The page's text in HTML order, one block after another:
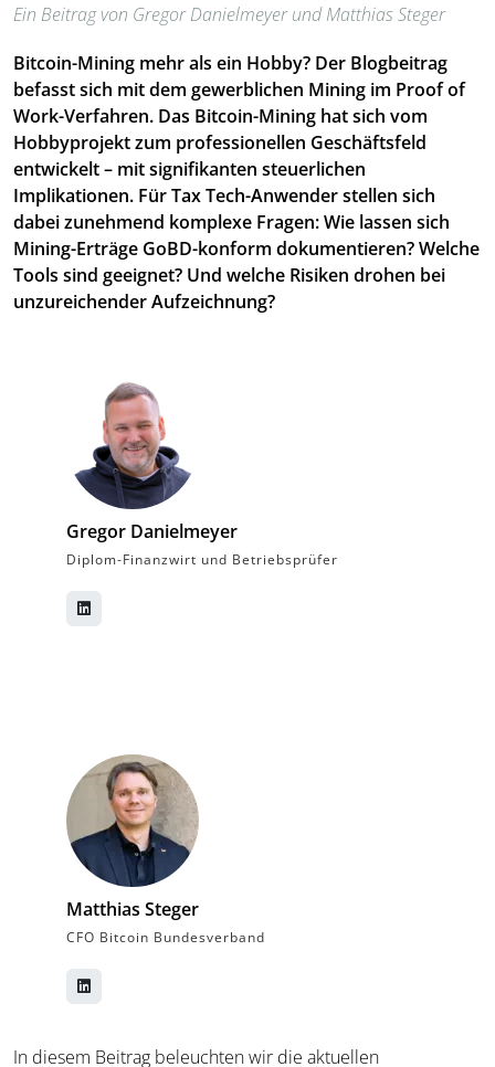
Ein Beitrag von Gregor Danielmeyer und Matthias Steger
Bitcoin-Mining mehr als ein Hobby? Der Blogbeitrag
befasst sich mit dem gewerblichen Mining im Proof of
Work-Verfahren. Das Bitcoin-Mining hat sich vom
Hobbyprojekt zum professionellen Geschäftsfeld
entwickelt – mit signifikanten steuerlichen
Implikationen. Für Tax Tech-Anwender stellen sich
dabei zunehmend komplexe Fragen: Wie lassen sich
Mining-Erträge GoBD-konform dokumentieren? Welche
Tools sind geeignet? Und welche Risiken drohen bei
unzureichender Aufzeichnung?
Gregor Danielmeyer
Diplom-Finanzwirt und Betriebsprüfer
Matthias Steger
CFO Bitcoin Bundesverband
In diesem Beitrag beleuchten wir die aktuellen